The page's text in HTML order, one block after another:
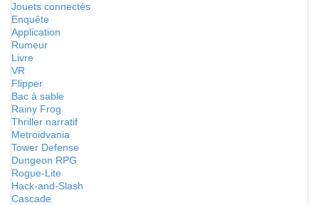
Jouets connectés
Enquête
Application
Rumeur
Livre
VR
Flipper
Bac à sable
Rainy Frog
Thriller narratif
Metroidvania
Tower Defense
Dungeon RPG
Rogue-Lite
Hack-and-Slash
Cascade